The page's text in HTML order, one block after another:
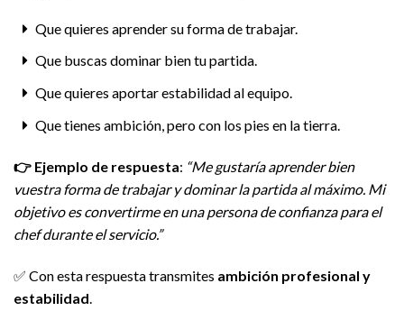
Que quieres aprender su forma de trabajar.
Que buscas dominar bien tu partida.
Que quieres aportar estabilidad al equipo.
Que tienes ambición, pero con los pies en la tierra.
👉 Ejemplo de respuesta: “Me gustaría aprender bien
vuestra forma de trabajar y dominar la partida al máximo. Mi
objetivo es convertirme en una persona de confianza para el
chef durante el servicio.”
✅ Con esta respuesta transmites ambición profesional y
estabilidad.